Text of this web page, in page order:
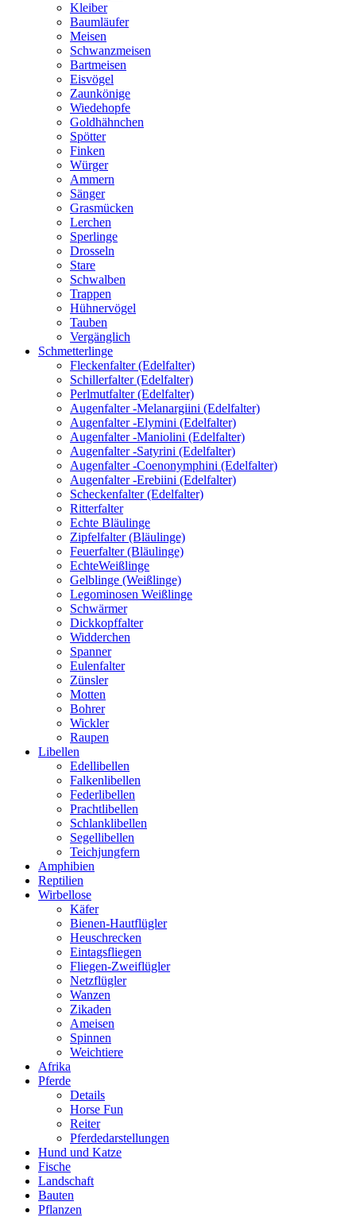
Kleiber
Baumläufer
Meisen
Schwanzmeisen
Bartmeisen
Eisvögel
Zaunkönige
Wiedehopfe
Goldhähnchen
Spötter
Finken
Würger
Ammern
Sänger
Grasmücken
Lerchen
Sperlinge
Drosseln
Stare
Schwalben
Trappen
Hühnervögel
Tauben
Vergänglich
Schmetterlinge
Fleckenfalter (Edelfalter)
Schillerfalter (Edelfalter)
Perlmutfalter (Edelfalter)
Augenfalter -Melanargiini (Edelfalter)
Augenfalter -Elymini (Edelfalter)
Augenfalter -Maniolini (Edelfalter)
Augenfalter -Satyrini (Edelfalter)
Augenfalter -Coenonymphini (Edelfalter)
Augenfalter -Erebiini (Edelfalter)
Scheckenfalter (Edelfalter)
Ritterfalter
Echte Bläulinge
Zipfelfalter (Bläulinge)
Feuerfalter (Bläulinge)
EchteWeißlinge
Gelblinge (Weißlinge)
Legominosen Weißlinge
Schwärmer
Dickkopffalter
Widderchen
Spanner
Eulenfalter
Zünsler
Motten
Bohrer
Wickler
Raupen
Libellen
Edellibellen
Falkenlibellen
Federlibellen
Prachtlibellen
Schlanklibellen
Segellibellen
Teichjungfern
Amphibien
Reptilien
Wirbellose
Käfer
Bienen-Hautflügler
Heuschrecken
Eintagsfliegen
Fliegen-Zweiflügler
Netzflügler
Wanzen
Zikaden
Ameisen
Spinnen
Weichtiere
Afrika
Pferde
Details
Horse Fun
Reiter
Pferdedarstellungen
Hund und Katze
Fische
Landschaft
Bauten
Pflanzen